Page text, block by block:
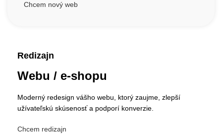
Chcem nový web
Redizajn
Webu / e-shopu
Moderný redesign vášho webu, ktorý zaujme, zlepší
užívateľskú skúsenosť a podporí konverzie.
Chcem redizajn